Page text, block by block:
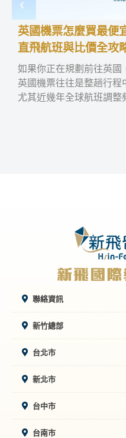
英國機票怎麼買最便
直飛航班與比價全攻
如果你正在規劃前往英國
英國機票往往是整趟行程
尤其近幾年全球航班調整
聯絡資訊
新竹總部
台北市
新北市
台中市
台南市